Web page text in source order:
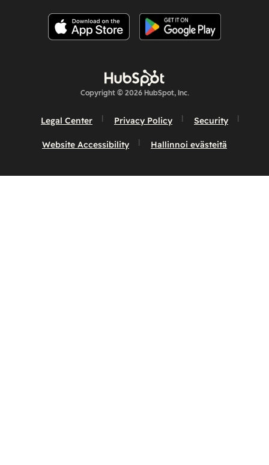
Copyright © 2026 HubSpot, Inc.
Legal Center Privacy Policy Security
Website Accessibility Hallinnoi evästeitä